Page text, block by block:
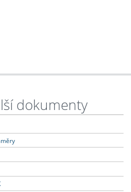
dokumenty